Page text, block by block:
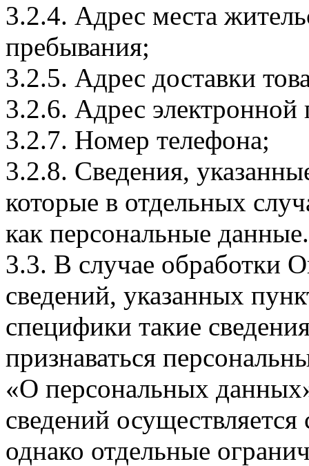
3.2.4. Адрес места
пребывания;
3.2.5. Адрес доставки
3.2.6. Адрес электронной
3.2.7. Номер телефона;
3.2.8. Сведения,
которые в отдельных
как персональные данные.
3.3. В случае обработки
сведений, указанных
специфики такие
признаваться
«О персональных
сведений
однако отдельные